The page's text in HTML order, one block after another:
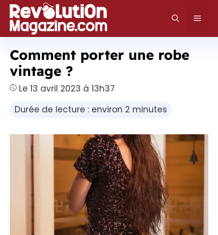
Aller
au
contenu
Comment porter une robe
vintage ?
Le 13 avril 2023 à 13h37
Durée de lecture : environ 2 minutes